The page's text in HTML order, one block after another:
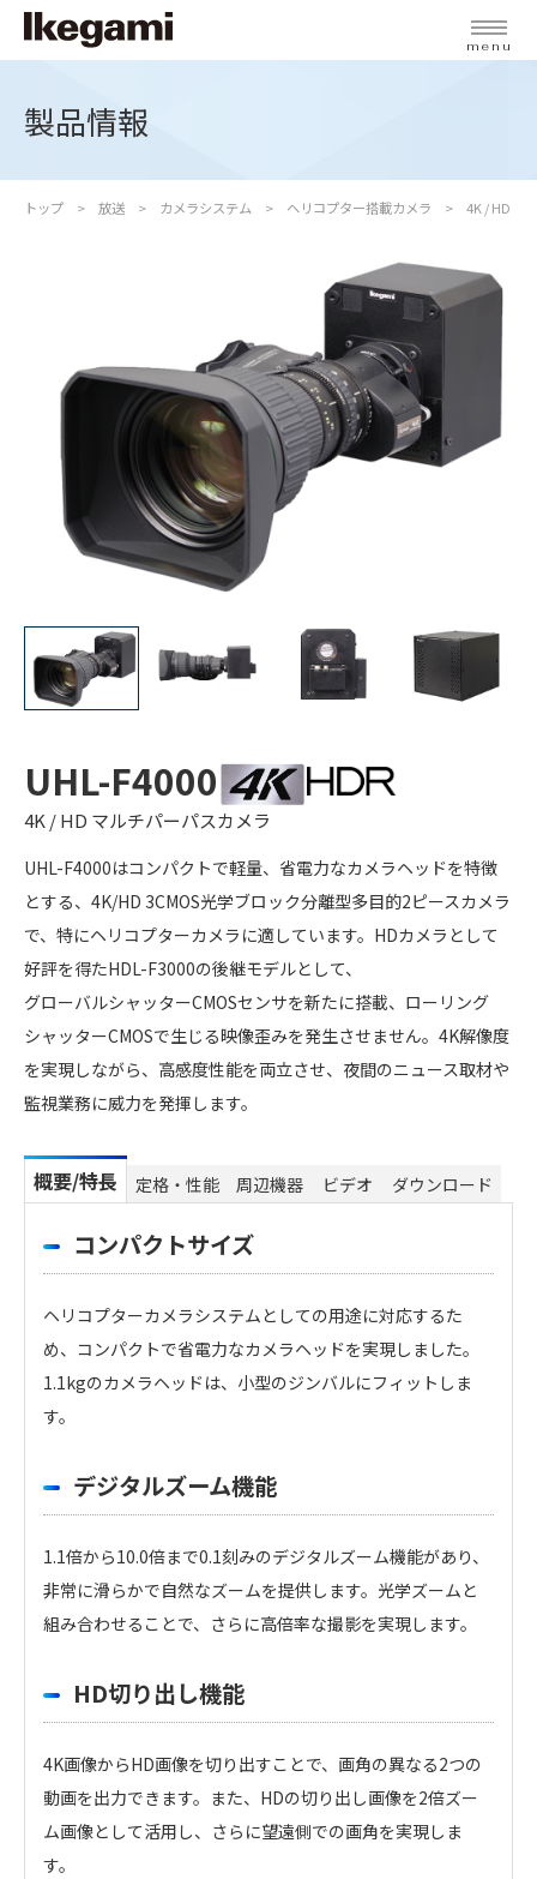
menu
製品情報
トップ 放送 カメラシステム ヘリコプター搭載カメラ 4K / HD マ
UHL-F4000
4K / HD マルチパーパスカメラ
UHL-F4000はコンパクトで軽量、省電力なカメラヘッドを特徴
とする、4K/HD 3CMOS光学ブロック分離型多目的2ピースカメラ
で、特にヘリコプターカメラに適しています。HDカメラとして
好評を得たHDL-F3000の後継モデルとして、
グローバルシャッターCMOSセンサを新たに搭載、ローリング
シャッターCMOSで生じる映像歪みを発生させません。4K解像度
を実現しながら、高感度性能を両立させ、夜間のニュース取材や
監視業務に威力を発揮します。
概要/特長 定格・性能 周辺機器 ビデオ ダウンロード
コンパクトサイズ
ヘリコプターカメラシステムとしての用途に対応するた
め、コンパクトで省電力なカメラヘッドを実現しました。
1.1kgのカメラヘッドは、小型のジンバルにフィットしま
す。
デジタルズーム機能
1.1倍から10.0倍まで0.1刻みのデジタルズーム機能があり、
非常に滑らかで自然なズームを提供します。光学ズームと
組み合わせることで、さらに高倍率な撮影を実現します。
HD切り出し機能
4K画像からHD画像を切り出すことで、画角の異なる2つの
動画を出力できます。また、HDの切り出し画像を2倍ズー
ム画像として活用し、さらに望遠側での画角を実現しま
す。